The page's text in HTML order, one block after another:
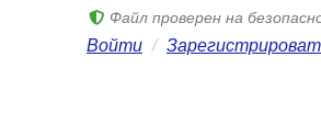
Файл проверен на
Войти /